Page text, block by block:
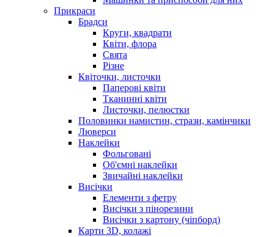
Прикраси
Брадси
Круги, квадрати
Квіти, флора
Свята
Різне
Квіточки, листочки
Паперові квіти
Тканинні квіти
Листочки, пелюстки
Половинки намистин, стрази, камінчики
Люверси
Наклейки
Фольговані
Об'ємні наклейки
Звичайні наклейки
Висічки
Елементи з фетру
Висічки з пінорезини
Висічки з картону (чіпборд)
Карти 3D, колажі